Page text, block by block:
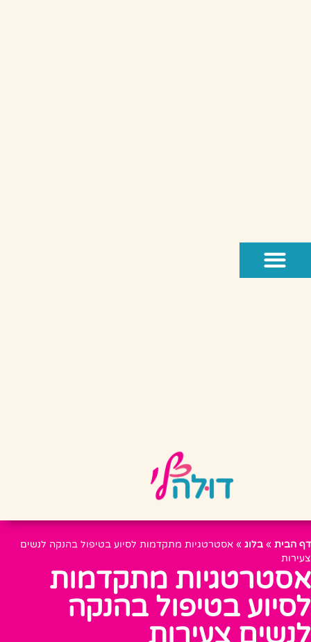
דף הבית » בלוג » אסטרטגיות מתקדמות לסיוע בטיפול בהנקה לנשים
צעירות
אסטרטגיות מתקדמות
לסיוע בטיפול בהנקה
לנשים צעירות